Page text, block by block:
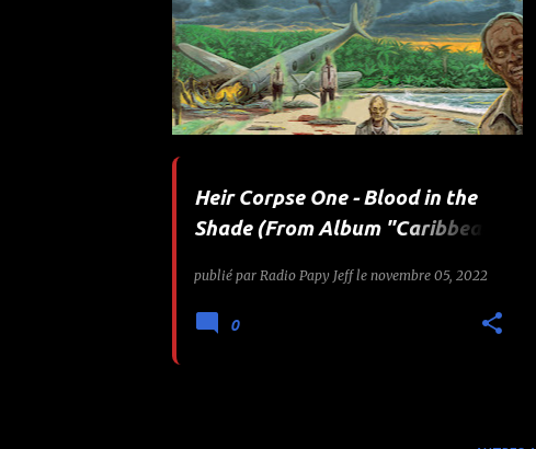
r
t
i
c
Heir Corpse One - Blood in the
Shade (From Album "Caribbean
publié par Radio Papy Jeff le novembre 05, 2022
0